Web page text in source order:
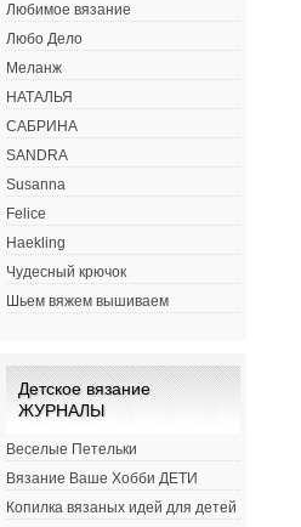
Любимое вязание
Любо Дело
Меланж
НАТАЛЬЯ
САБРИНА
SANDRA
Susanna
Felice
Haekling
Чудесный крючок
Шьем вяжем вышиваем
Детское вязание
ЖУРНАЛЫ
Веселые Петельки
Вязание Ваше Хобби ДЕТИ
Копилка вязаных идей для детей